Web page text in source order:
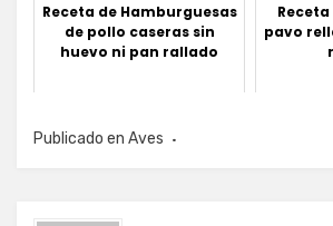
Receta de Hamburguesas
de pollo caseras sin
huevo ni pan rallado
pavo
Publicado en Aves